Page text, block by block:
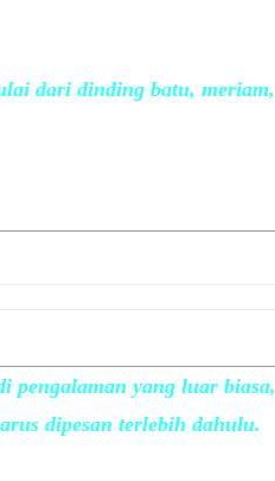
dari dinding batu, meriam,
pengalaman yang luar biasa,
dipesan terlebih dahulu.